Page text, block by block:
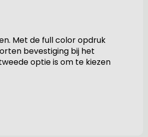
Met de full color opdruk
bevestiging bij het
optie is om te kiezen